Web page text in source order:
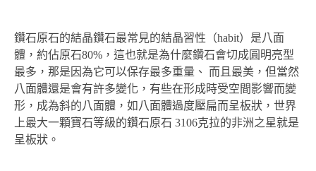
鑽石原石的結晶鑽石最常見的結晶習性（habit）是八面
體，約佔原石80%，這也就是為什麼鑽石會切成圓明亮型
最多，那是因為它可以保存最多重量、 而且最美，但當然
八面體還是會有許多變化，有些在形成時受空間影響而變
形，成為斜的八面體，如八面體過度壓扁而呈板狀，世界
上最大一顆寶石等級的鑽石原石 3106克拉的非洲之星就是
呈板狀。